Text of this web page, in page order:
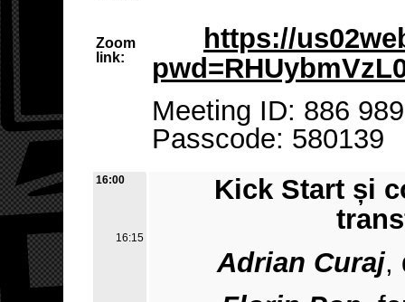
Zoom
link:
https://
Meeting ID: 886
Passcode: 580139
16:00
16:15
Kick Start și
Adrian Curaj,